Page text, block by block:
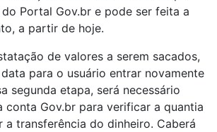
do Portal Gov.br e pode ser feita a
a partir de hoje.
de valores a serem sacados,
para o usuário entrar novamente
segunda etapa, será necessário
conta Gov.br para verificar a quantia
a transferência do dinheiro. Caberá